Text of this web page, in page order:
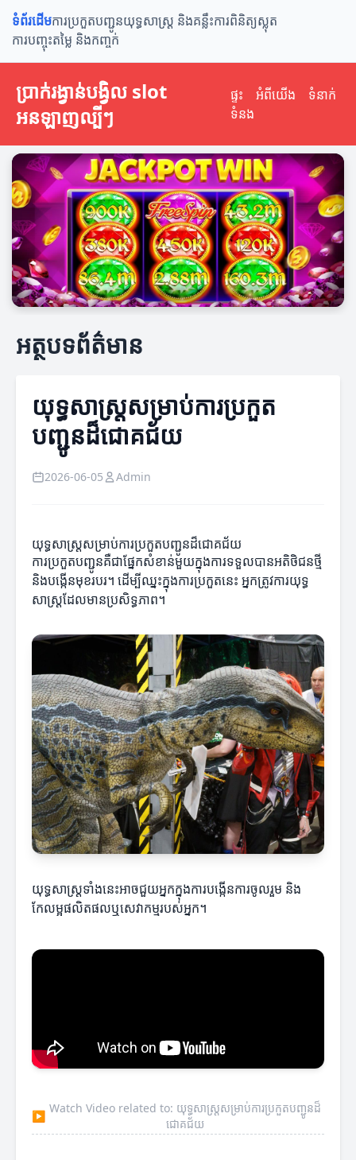
ទំព័រដើមការប្រកួតបញ្ជូនយុទ្ធសាស្ត្រ និងគន្លឹះការពិនិត្យស្លុត
ការបញ្ចុះតម្លៃ និងកញ្ចក់
ប្រាក់រង្វាន់បង្វិល slot​
អនឡាញល្បីៗ
ផ្ទះ អំពីយើង
ទំនាក់
ទំនង
អត្ថបទព័ត៌មាន
យុទ្ធសាស្ត្រសម្រាប់ការប្រកួត
បញ្ជូនដ៏ជោគជ័យ
2026-06-05 Admin
យុទ្ធសាស្ត្រសម្រាប់ការប្រកួតបញ្ជូនដ៏ជោគជ័យ
ការប្រកួតបញ្ជូនគឺជាផ្នែកសំខាន់មួយក្នុងការទទួលបានអតិថិជនថ្មី
និងបង្កើនមុខរបរ។ ដើម្បីឈ្នះក្នុងការប្រកួតនេះ អ្នកត្រូវការយុទ្ធ
សាស្ត្រដែលមានប្រសិទ្ធភាព។
យុទ្ធសាស្ត្រទាំងនេះអាចជួយអ្នកក្នុងការបង្កើនការចូលរួម និង
កែលម្អផលិតផលឬសេវាកម្មរបស់អ្នក។
▶
Watch Video related to: យុទ្ធសាស្ត្រសម្រាប់ការប្រកួតបញ្ជូនដ៏
ជោគជ័យ